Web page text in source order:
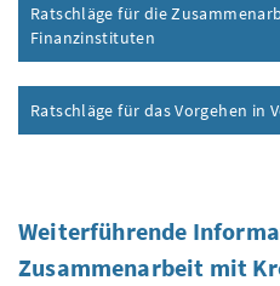
Ratschläge für die
Finanzinstituten
Ratschläge für das Vorgehen in
Weiterführende
Zusammenarbeit mit